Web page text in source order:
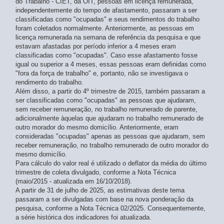
dez-jan-fev 2023- atualizado em 30/07/2026
nov-dez-jan 2023- atualizado em 30/07/2026
out-nov-dez 2022- atualizado em 30/07/2026
set-out-nov 2022 - atualizado em 30/07/2026
ago-set-out 2022- atualizado em 30/07/2026
jul-ago-set 2022- atualizado em 30/07/2026
jun-jul-ago 2022
mai-jun-jul 2022- atualizado em 30/07/2026
abr-mai-jun 2022- atualizado em 30/07/2026
mar-abr-mai 2022- atualizado em 30/07/2026
fev-mar-abr 2022 - atualizado em 30/07/2026
jan-fev-mar 2022- atualizado em 30/07/2026
dez-jan-fev 2022- atualizado em 30/07/2026
nov-dez-jan 2022
out-nov-dez 2021 - atualizado em 30/07/2026
set-out-nov 2021- atualizado em 30/07/2026
ago-set-out 2021 - atualizado em 30/07/2026
jul-ago-set 2021- atualizado em 30/07/2026
jun-jul-ago 2021- atualizado em 30/07/2026
mai-jun-jul 2021- atualizado em 30/07/2026
jan-fev-mar 2023- atualizado em 30/07/2026
independentemente do tempo de afastamento, passaram a ser
classificadas como "ocupadas" e seus rendimentos do trabalho
foram coletados normalmente. Anteriormente, as pessoas em
licença remunerada na semana de referência da pesquisa e que
estavam afastadas por período inferior a 4 meses eram
classificadas como "ocupadas". Caso esse afastamento fosse
igual ou superior a 4 meses, essas pessoas eram definidas como
"fora da força de trabalho" e, portanto, não se investigava o
rendimento do trabalho.
Além disso, a partir do 4º trimestre de 2015, também passaram a
ser classificadas como "ocupadas" as pessoas que ajudaram,
sem receber remuneração, no trabalho remunerado de parente,
adicionalmente àquelas que ajudaram no trabalho remunerado de
outro morador do mesmo domicílio. Anteriormente, eram
consideradas "ocupadas" apenas as pessoas que ajudaram, sem
receber remuneração, no trabalho remunerado de outro morador do
mesmo domicílio.
Para cálculo do valor real é utilizado o deflator da média do último
trimestre de coleta divulgado, conforme a Nota Técnica
(maio/2015 - atualizada em 16/10/2018).
A partir de 31 de julho de 2025, as estimativas deste tema
passaram a ser divulgadas com base na nova ponderação da
pesquisa, conforme a Nota Técnica 02/2025. Consequentemente,
a série histórica dos indicadores foi atualizada.